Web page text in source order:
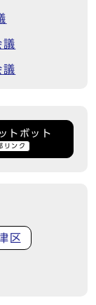
議
議
トボット
リンク
区